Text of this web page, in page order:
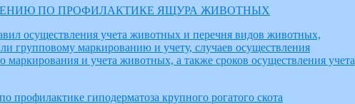
ПО ПРОФИЛАКТИКЕ ЯЩУРА ЖИВОТНЫХ
осуществления учета животных и перечня видов животных,
групповому маркированию и учету, случаев осуществления
маркирования и учета животных, а также сроков осуществления учета
профилактике гиподерматоза крупного рогатого скота